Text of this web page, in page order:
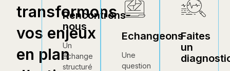
transformons
vos enjeux
en plan
Rencontrons-
nous
Un
échange
structuré
Echangeons
Une
question
Faites
un